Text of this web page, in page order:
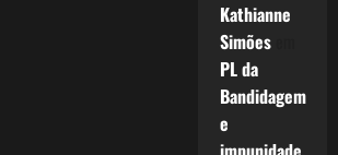
Kathianne
Simõesem
PL da
Bandidagem
e